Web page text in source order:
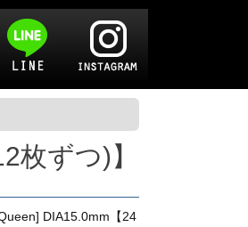
枚ずつ)】
DIA15.0mm【24